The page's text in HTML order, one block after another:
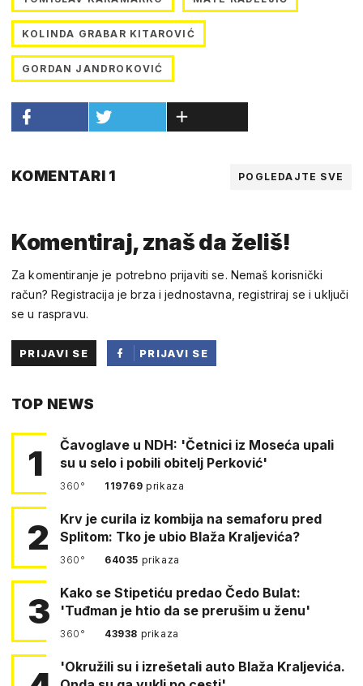
KOLINDA GRABAR KITAROVIĆ
GORDAN JANDROKOVIĆ
KOMENTARI 1 POGLEDAJTE SVE
Komentiraj, znaš da želiš!
Za komentiranje je potrebno prijaviti se. Nemaš korisnički
račun? Registracija je brza i jednostavna, registriraj se i uključi
se u raspravu.
PRIJAVI SE
PRIJAVI SE
TOP NEWS
1
Čavoglave u NDH: 'Četnici iz Moseća upali
su u selo i pobili obitelj Perković'
360° 119769prikaza
2
Krv je curila iz kombija na semaforu pred
Splitom: Tko je ubio Blaža Kraljevića?
360° 64035 prikaza
3
Kako se Stipetiću predao Čedo Bulat:
'Tuđman je htio da se prerušim u ženu'
360° 43938 prikaza
'Okružili su i izrešetali auto Blaža Kraljevića.